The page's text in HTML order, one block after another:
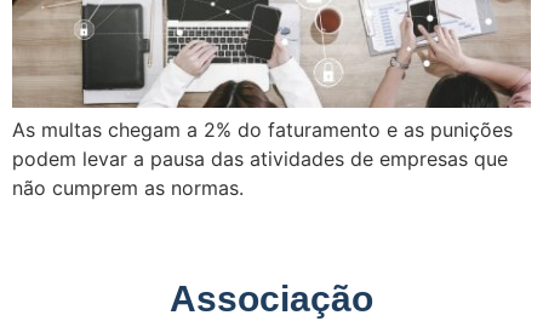
As multas chegam a 2% do faturamento e as punições
podem levar a pausa das atividades de empresas que
não cumprem as normas.
Associação